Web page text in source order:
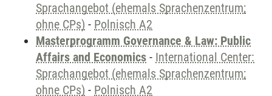
Sprachangebot (ehemals Sprachenzentrum;
ohne CPs) - Polnisch A2
Masterprogramm Governance & Law: Public
Affairs and Economics - International Center:
Sprachangebot (ehemals Sprachenzentrum;
ohne CPs) - Polnisch A2